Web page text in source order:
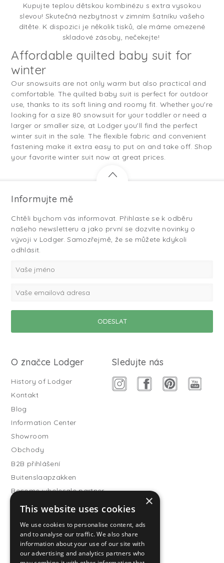
Kupujte teplou dětskou kombinézu s extra vysokou
slevou! Skutečná nezbytnost v zimním šatníku vašeho
dítěte. K dispozici je několik tisků, ale máme omezené
skladové zásoby, nečekejte!
Affordable quilted baby suit for
winter
Our snowsuits are not only warm but also practical and
comfortable. The quilted baby suit is perfect for outdoor
use, thanks to its soft lining and roomy fit. Whether you're
looking for a size 80 snowsuit for your toddler or need a
larger or smaller size, at Lodger you'll find the perfect
winter suit in the sale. The flexible fabric and convenient
fastening make it extra easy to put on and take off. Shop
your favorite winter suit now at great prices.
Informujte mě
Chtěli bychom vás informovat. Přihlaste se k odběru
našeho newsletteru a jako první se dozvíte novinky o
vývoji v Lodger. Samozřejmě, že se můžete kdykoli
odhlásit.
O značce Lodger
History of Lodger
Kontakt
Blog
Information Center
Showroom
Obchody
B2B přihlášení
Buitenslaapzakken
Become wholesale partner
Customer service
FAQ
Shipping
Vrácení
Sledujte nás
×
This website uses cookies
We use cookies to personalise content, ads
and to analyse our traffic. We also share
information about your use of our site with
our advertising and analytics partners who